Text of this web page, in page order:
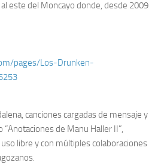
este del Moncayo donde, desde 2009
pages/Los-Drunken-
canciones cargadas de mensaje y
de Manu Haller II”,
libre y con múltiples colaboraciones